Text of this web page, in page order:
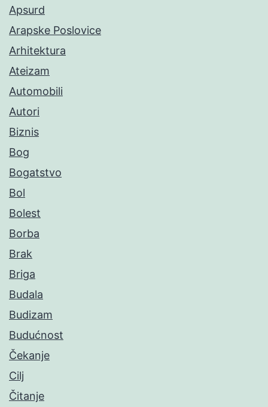
Apsurd
Arapske Poslovice
Arhitektura
Ateizam
Automobili
Autori
Biznis
Bog
Bogatstvo
Bol
Bolest
Borba
Brak
Briga
Budala
Budizam
Budućnost
Čekanje
Cilj
Čitanje